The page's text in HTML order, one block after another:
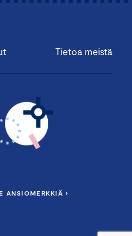
Tietoa meistä
ANSIOMERKKIÄ ›